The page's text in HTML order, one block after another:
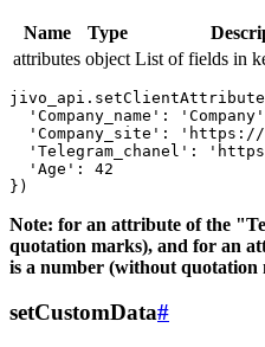
Name Type
attributes object List of fields in
'Company_name':
'Company_site':
'Telegram_chanel':
  'Age': 42
Note: for an attribute of the
quotation marks), and for an
is a number (without quotation
setCustomData#